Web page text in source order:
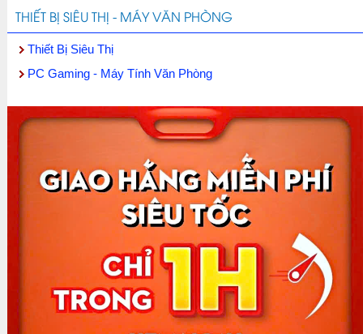
THIẾT BỊ SIÊU THỊ - MÁY VĂN PHÒNG
Thiết Bị Siêu Thị
PC Gaming - Máy Tính Văn Phòng